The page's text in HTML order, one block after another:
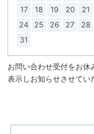
17
18 19 20 21
24
25 26 27 28
31
お問い合わせ受付をお休
表示しお知らせさせてい